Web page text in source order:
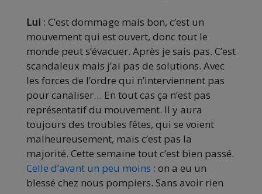
Lui : C’est dommage mais bon, c’est un
mouvement qui est ouvert, donc tout le
monde peut s’évacuer. Après je sais pas. C’est
scandaleux mais j’ai pas de solutions. Avec
les forces de l’ordre qui n’interviennent pas
pour canaliser… En tout cas ça n’est pas
représentatif du mouvement. Il y aura
toujours des troubles fêtes, qui se voient
malheureusement, mais c’est pas la
majorité. Cette semaine tout c’est bien passé.
Celle d’avant un peu moins : on a eu un
blessé chez nous pompiers. Sans avoir rien